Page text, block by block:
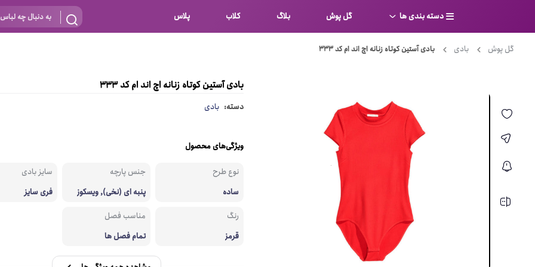
دسته بندی ها
سوتین
ست لباس زیر
لباس خواب
بادی
بیکینی
مایو
گل پوش بلاگ کلاب پلاس
گل پوش بادی بادی آستین کوتاه زنانه اچ اند ام کد 333
بادی آستین کوتاه زنانه اچ اند ام کد 333
دسته: بادی
ویژگی‌های محصول
نوع طرح
ساده
جنس پارچه
پنبه ای (نخی), ویسکوز
سایز بادی
فری سایز
رنگ
قرمز
مناسب فصل
تمام فصل ها